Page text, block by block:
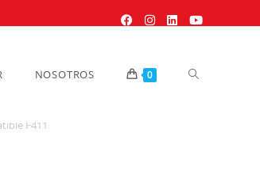
NOSOTROS 0
F411